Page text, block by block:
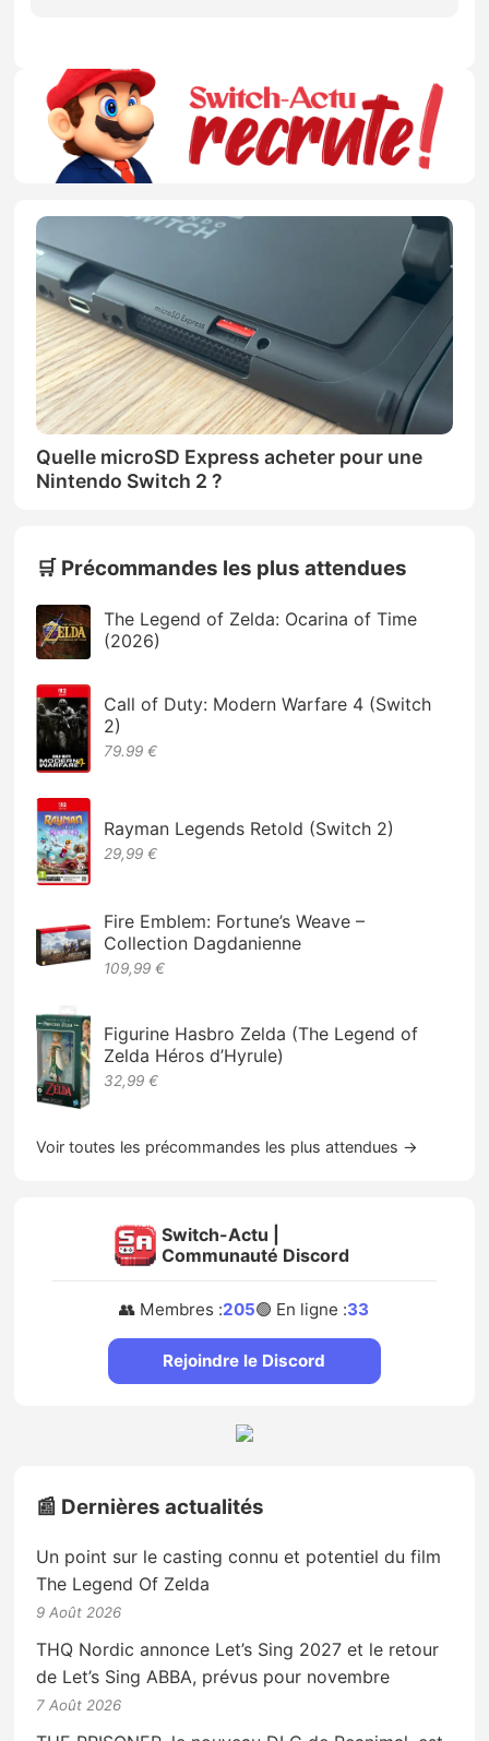
Quelle microSD Express acheter pour une
Nintendo Switch 2 ?
🛒 Précommandes les plus attendues
The Legend of Zelda: Ocarina of Time
(2026)
Call of Duty: Modern Warfare 4 (Switch
2)
79.99 €
Rayman Legends Retold (Switch 2)
29,99 €
Fire Emblem: Fortune’s Weave –
Collection Dagdanienne
109,99 €
Figurine Hasbro Zelda (The Legend of
Zelda Héros d’Hyrule)
32,99 €
Voir toutes les précommandes les plus attendues →
Switch-Actu |
Communauté Discord
👥 Membres :205🟢 En ligne :33
Rejoindre le Discord
📰 Dernières actualités
Un point sur le casting connu et potentiel du film
The Legend Of Zelda
9 Août 2026
THQ Nordic annonce Let’s Sing 2027 et le retour
de Let’s Sing ABBA, prévus pour novembre
7 Août 2026